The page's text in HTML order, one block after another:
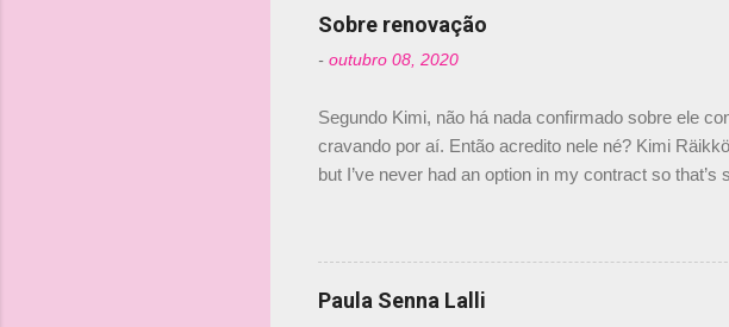
Senna, não podemos ter dois
Sobre renovação
- outubro 08, 2020
Segundo Kimi, não há nada confirmado sobre ele
cravando por aí. Então acredito nele né? Kimi
but I’ve never had an option in my contract so
falando sobre o fato do Iceman estar há tantos
@RGrosjean ! #EifelGP 🇩🇪 #F1 pic.twitter.com/
Paula Senna Lalli